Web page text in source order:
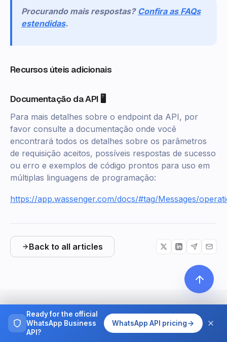
Procurando mais respostas? Confira as FAQs
estendidas.
Recursos úteis adicionais
Documentação da API 🖥️
Para mais detalhes sobre o endpoint da API, por
favor consulte a documentação onde você
encontrará todos os detalhes sobre os parâmetros
de requisição aceitos, possíveis respostas de sucesso
ou erro e exemplos de código prontos para uso em
múltiplas linguagens de programação:
https://app.wassenger.com/docs/#tag/Messages/
Back to all articles
MORE
Ready for the official
WhatsApp Business
API?
WhatsApp API pricing